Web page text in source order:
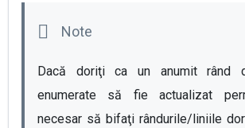
Dacă doriţi ca un anumit rând
enumerate să fie actualizat
necesar să bifaţi rândurile/liniile